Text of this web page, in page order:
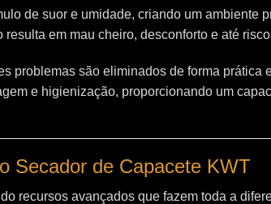
de suor e umidade, criando um ambiente
em mau cheiro, desconforto e até
problemas são eliminados de forma prática
e higienização, proporcionando um
Secador de Capacete KWT
recursos avançados que fazem toda a